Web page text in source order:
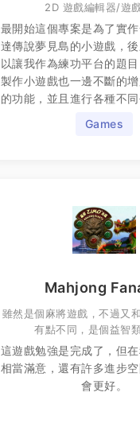
2D 遊戲編輯器/遊
最開始這個專案是為了實
達傳說夢見島的小遊戲，
以讓我作為練功平台的題
製作小遊戲也一邊不斷的
的功能，並且進行各種不同
Games
Mahjong
雖然是個麻將遊戲，不過又
有點不同，是個益智類
這遊戲勉強是完成了，但
相當滿意，還有許多進步
會更好。